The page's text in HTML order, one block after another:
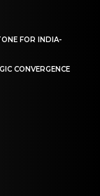
FOR INDIA-
CONVERGENCE